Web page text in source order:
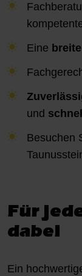
Eine
und
Besuchen
Für
dabei
Ein